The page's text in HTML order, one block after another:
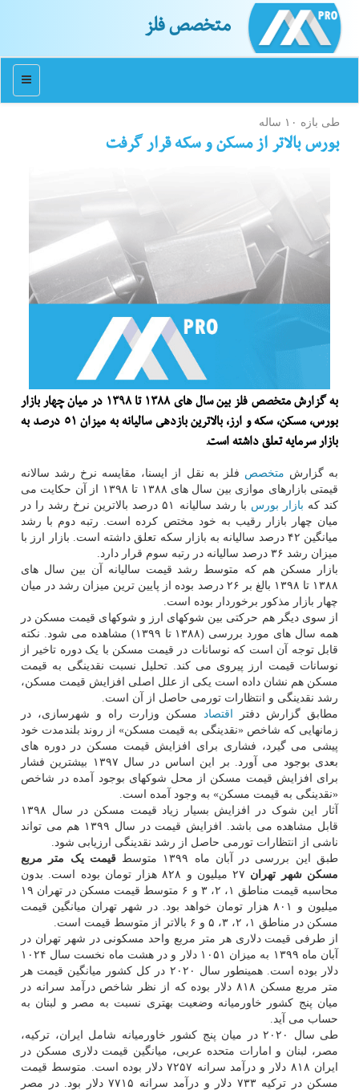
متخصص فلز
منو
طی بازه ۱۰ ساله
بورس بالاتر از مسكن و سكه قرار گرفت
به گزارش متخصص فلز بین سال های ۱۳۸۸ تا ۱۳۹۸ در میان چهار بازار
بورس، مسکن، سکه و ارز، بالاترین بازدهی سالیانه به میزان ۵۱ درصد به
بازار سرمایه تعلق داشته است.
به گزارش متخصص فلز به نقل از ایسنا، مقایسه نرخ رشد سالانه
قیمتی بازارهای موازی بین سال های ۱۳۸۸ تا ۱۳۹۸ از آن حکایت می
کند که بازار بورس
با رشد سالیانه ۵۱ درصد بالاترین نرخ رشد را در
میان چهار بازار رقیب به خود مختص کرده است. رتبه دوم با رشد
میانگین ۴۲ درصد سالیانه به بازار سکه تعلق داشته است. بازار ارز با
میزان رشد ۳۶ درصد سالیانه در رتبه سوم قرار دارد.
بازار مسکن هم که متوسط رشد قیمت سالیانه آن بین سال های
۱۳۸۸ تا ۱۳۹۸ بالغ بر ۲۶ درصد بوده از پایین ترین میزان رشد در میان
چهار بازار مذکور برخوردار بوده است.
از سوی دیگر هم حرکتی بین شوکهای ارز و شوکهای قیمت مسکن در
همه سال های مورد بررسی (۱۳۸۸ تا ۱۳۹۹) مشاهده می شود. نکته
قابل توجه آن است که نوسانات در قیمت مسکن با یک دوره تاخیر از
نوسانات قیمت ارز پیروی می کند. تحلیل نسبت نقدینگی به قیمت
مسکن هم نشان داده است یکی از علل اصلی افزایش قیمت مسکن،
رشد نقدینگی و انتظارات تورمی حاصل از آن است.
مطابق گزارش دفتر
اقتصاد مسکن وزارت راه و شهرسازی، در
زمانهایی که شاخص «نقدینگی به قیمت مسکن» از روند بلندمدت خود
پیشی می گیرد، فشاری برای افزایش قیمت مسکن در دوره های
بعدی بوجود می آورد. بر این اساس در سال ۱۳۹۷ بیشترین فشار
برای افزایش قیمت مسکن از محل شوکهای بوجود آمده در شاخص
«نقدینگی به قیمت مسکن» به وجود آمده است.
آثار این شوک در افزایش بسیار زیاد قیمت مسکن در سال ۱۳۹۸
قابل مشاهده می باشد. افزایش قیمت در سال ۱۳۹۹ هم می تواند
ناشی از انتظارات تورمی حاصل از رشد نقدینگی ارزیابی شود.
طبق این بررسی در آبان ماه ۱۳۹۹ متوسط
قیمت یک متر مربع
مسکن شهر تهران
۲۷ میلیون و ۸۲۸ هزار تومان بوده است. بدون
محاسبه قیمت مناطق ۱، ۲، ۳ و ۶ متوسط قیمت مسکن در تهران ۱۹
میلیون و ۸۰۱ هزار تومان خواهد بود. در شهر تهران میانگین قیمت
مسکن در مناطق ۱، ۲، ۳، ۵ و ۶ بالاتر از متوسط قیمت است.
از طرفی قیمت دلاری هر متر مربع واحد مسکونی در شهر تهران در
آبان ماه ۱۳۹۹ به میزان ۱۰۵۱ دلار و در هشت ماه نخست سال ۱۰۲۴
دلار بوده است. همینطور سال ۲۰۲۰ در کل کشور میانگین قیمت هر
متر مربع مسکن ۸۱۸ دلار بوده که از نظر شاخص درآمد سرانه در
میان پنج کشور خاورمیانه وضعیت بهتری نسبت به مصر و لبنان به
حساب می آید.
طی سال ۲۰۲۰ در میان پنج کشور خاورمیانه شامل ایران، ترکیه،
مصر، لبنان و امارات متحده عربی، میانگین قیمت دلاری مسکن در
ایران ۸۱۸ دلار و درآمد سرانه ۷۲۵۷ دلار بوده است. متوسط قیمت
مسکن در ترکیه ۷۳۳ دلار و درآمد سرانه ۷۷۱۵ دلار بود. در مصر